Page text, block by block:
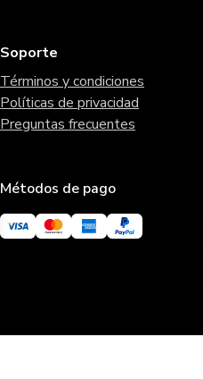
Soporte
Términos y condiciones
Políticas de privacidad
Preguntas frecuentes
Métodos de pago